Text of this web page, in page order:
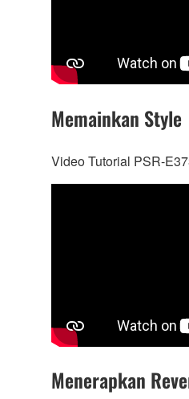
Memainkan Style
Video Tutorial PSR-
Menerapkan